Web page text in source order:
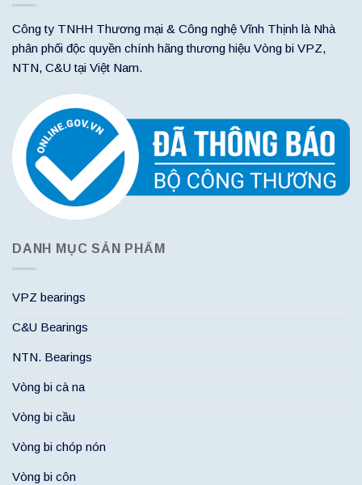
Công ty TNHH Thương mại & Công nghệ Vĩnh Thịnh là Nhà
phân phối độc quyền chính hãng thương hiệu Vòng bi VPZ,
NTN, C&U tại Việt Nam.
DANH MỤC SẢN PHẨM
VPZ bearings
C&U Bearings
NTN. Bearings
Vòng bi cà na
Vòng bi cầu
Vòng bi chóp nón
Vòng bi côn